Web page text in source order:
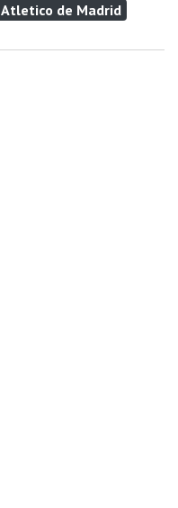
Atletico de Madrid